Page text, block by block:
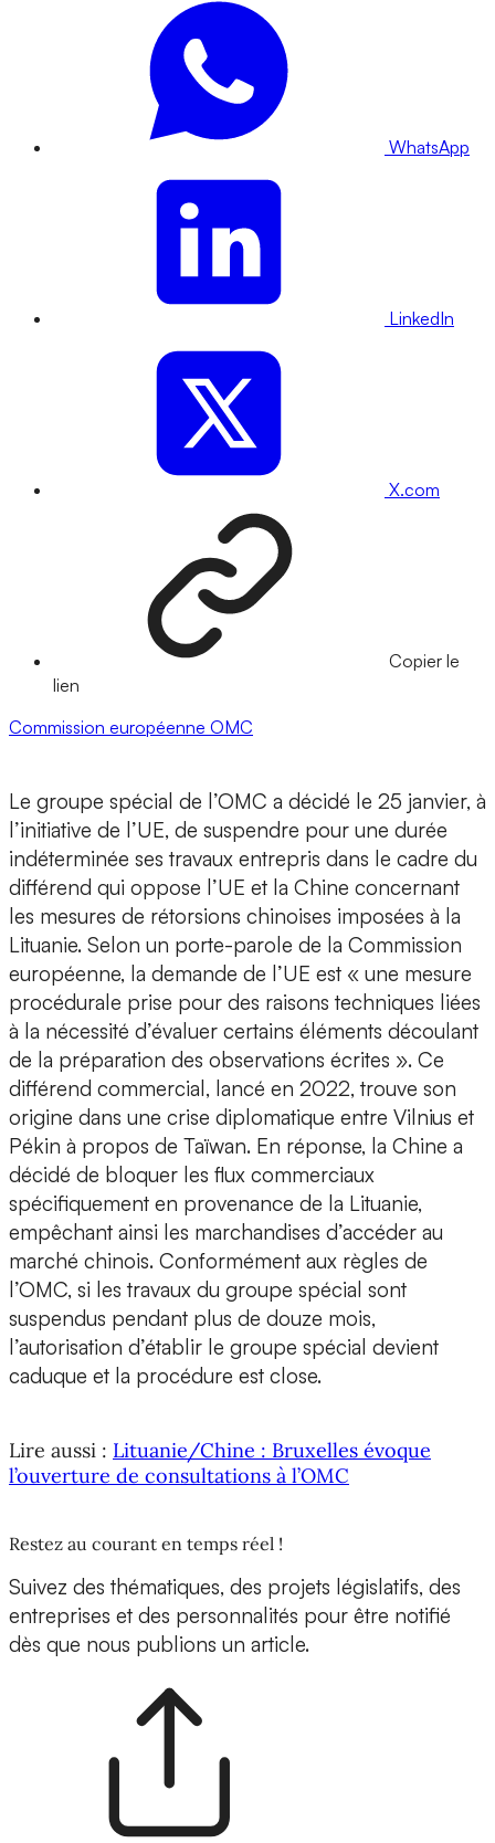
WhatsApp
LinkedIn
X.com
Copier le
lien
Commission européenne OMC
Le groupe spécial de l’OMC a décidé le 25 janvier, à
l’initiative de l’UE, de suspendre pour une durée
indéterminée ses travaux entrepris dans le cadre du
différend qui oppose l’UE et la Chine concernant
les mesures de rétorsions chinoises imposées à la
Lituanie. Selon un porte-parole de la Commission
européenne, la demande de l’UE est « une mesure
procédurale prise pour des raisons techniques liées
à la nécessité d’évaluer certains éléments découlant
de la préparation des observations écrites ». Ce
différend commercial, lancé en 2022, trouve son
origine dans une crise diplomatique entre Vilnius et
Pékin à propos de Taïwan. En réponse, la Chine a
décidé de bloquer les flux commerciaux
spécifiquement en provenance de la Lituanie,
empêchant ainsi les marchandises d’accéder au
marché chinois. Conformément aux règles de
l’OMC, si les travaux du groupe spécial sont
suspendus pendant plus de douze mois,
l’autorisation d’établir le groupe spécial devient
caduque et la procédure est close.
Lire aussi : Lituanie/Chine : Bruxelles évoque
l’ouverture de consultations à l’OMC
Restez au courant en temps réel !
Suivez des thématiques, des projets législatifs, des
entreprises et des personnalités pour être notifié
dès que nous publions un article.